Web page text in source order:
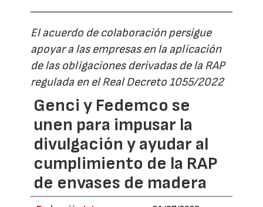
El acuerdo de colaboración persigue
apoyar a las empresas en la aplicación
de las obligaciones derivadas de la RAP
regulada en el Real Decreto 1055/2022
Genci y Fedemco se
unen para impusar la
divulgación y ayudar al
cumplimiento de la RAP
de envases de madera